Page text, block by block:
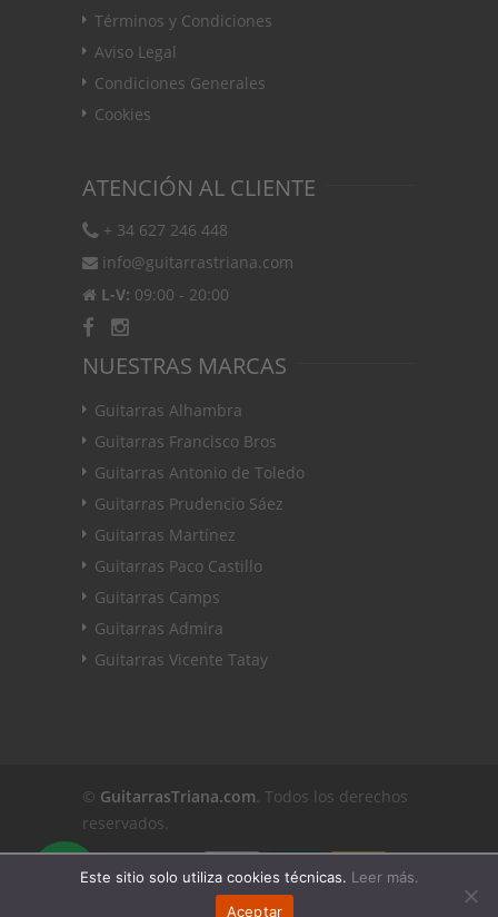
Términos y Condiciones
Aviso Legal
Condiciones Generales
Cookies
ATENCIÓN AL CLIENTE
+ 34 627 246 448
info@guitarrastriana.com
L-V: 09:00 - 20:00
NUESTRAS MARCAS
Guitarras Alhambra
Guitarras Francisco Bros
Guitarras Antonio de Toledo
Guitarras Prudencio Sáez
Guitarras Martínez
Guitarras Paco Castillo
Guitarras Camps
Guitarras Admira
Guitarras Vicente Tatay
© GuitarrasTriana.com . Todos los derechos
reservados.
Este sitio solo utiliza cookies técnicas. Leer más.
Aceptar